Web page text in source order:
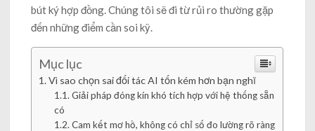
bút ký hợp đồng. Chúng tôi sẽ đi từ rủi ro thường gặp
đến những điểm cần soi kỹ.
Mục lục
Vì sao chọn sai đối tác AI tốn kém hơn bạn nghĩ
Giải pháp đóng kín khó tích hợp với hệ thống sẵn
có
Cam kết mơ hồ, không có chỉ số đo lường rõ ràng